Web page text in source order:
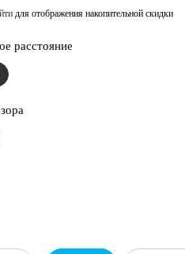
для отображения накопительной скидки
расстояние